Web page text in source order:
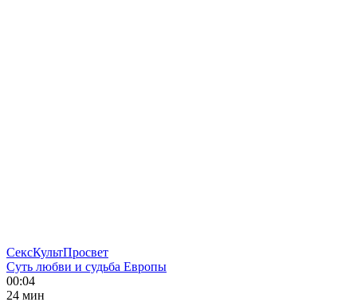
СексКультПросвет
Суть любви и судьба Европы
00:04
24 мин